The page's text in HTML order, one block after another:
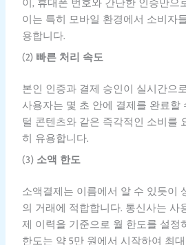
이, 휴대폰 번호와 간단한 인증만으
이는 특히 모바일 환경에서 소비자
용합니다.
(2) 빠른 처리 속도
본인 인증과 결제 승인이 실시간으
사용자는 몇 초 안에 결제를 완료할
털 콘텐츠와 같은 즉각적인 소비를
히 유용합니다.
(3) 소액 한도
소액결제는 이름에서 알 수 있듯이
의 거래에 적합합니다. 통신사는 사
제 이력을 기준으로 월 한도를 설정
한도는 약 5만 원에서 시작하여 최